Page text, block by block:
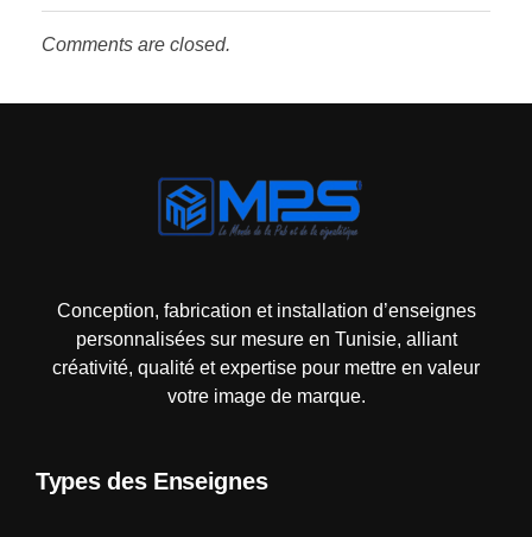
Comments are closed.
Conception, fabrication et installation d’enseignes
personnalisées sur mesure en Tunisie, alliant
créativité, qualité et expertise pour mettre en valeur
votre image de marque.
Types des Enseignes